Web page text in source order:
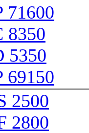
71600
8350
5350
69150
2500
2800